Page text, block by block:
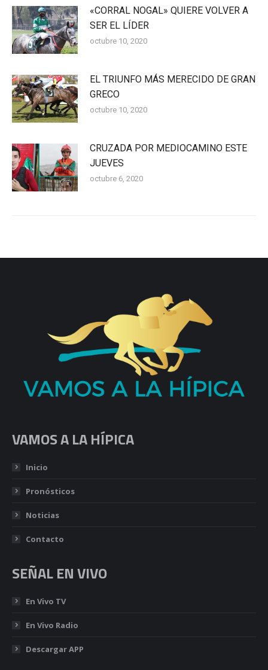
«CORRAL NOGAL» QUIERE VOLVER A
SER EL LÍDER
octubre 10, 2020
EL TRIUNFO MÁS MERECIDO DE GRAN
GRECO
octubre 10, 2020
CRUZADA POR MEDIOCAMINO ESTE
JUEVES
octubre 6, 2020
VAMOS A LA HÍPICA
Inicio
Pronósticos
Noticias
Contacto
SEÑAL EN VIVO
En Vivo TV
En Vivo Radio
Descargar APP